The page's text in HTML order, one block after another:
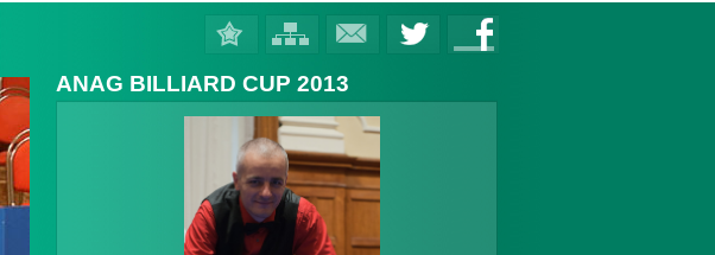
ANAG BILLIARD CUP 2013